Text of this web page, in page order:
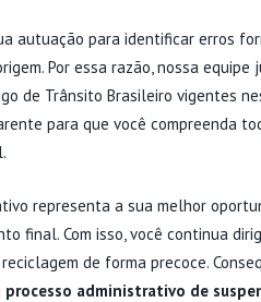
autuação para identificar erros
Por essa razão, nossa equipe
de Trânsito Brasileiro vigentes
para que você compreenda
representa a sua melhor
final. Com isso, você continua
de forma precoce.
processo administrativo de